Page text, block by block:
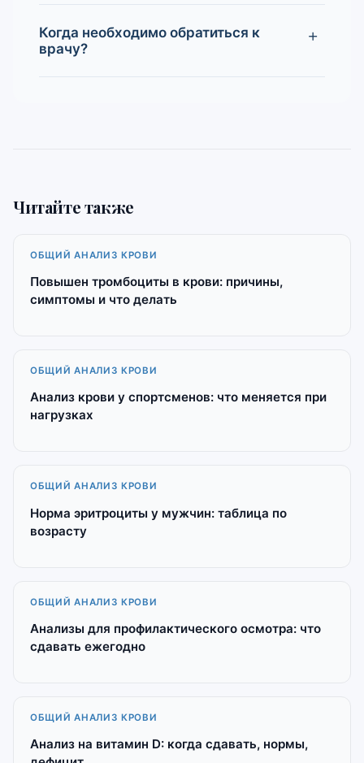
Когда необходимо обратиться к
врачу?
Читайте также
ОБЩИЙ АНАЛИЗ КРОВИ
Повышен тромбоциты в крови: причины,
симптомы и что делать
ОБЩИЙ АНАЛИЗ КРОВИ
Анализ крови у спортсменов: что меняется при
нагрузках
ОБЩИЙ АНАЛИЗ КРОВИ
Норма эритроциты у мужчин: таблица по
возрасту
ОБЩИЙ АНАЛИЗ КРОВИ
Анализы для профилактического осмотра: что
сдавать ежегодно
ОБЩИЙ АНАЛИЗ КРОВИ
Анализ на витамин D: когда сдавать, нормы,